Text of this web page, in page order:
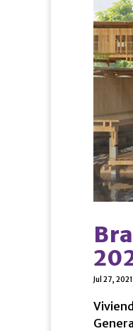
Jul 27, 2021